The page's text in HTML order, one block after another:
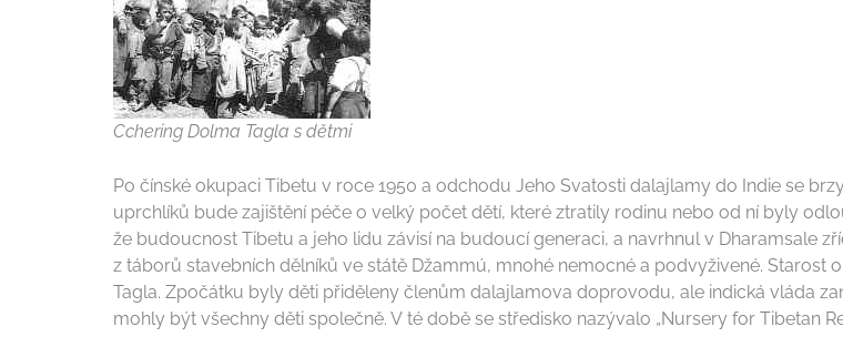
Cchering Dolma Tagla s dětmi
Po čínské okupaci Tibetu v roce 1950 a odchodu Jeho Svatosti dalajlamy do Indie se
uprchlíků bude zajištění péče o velký počet dětí, které ztratily rodinu nebo od ní byly
že budoucnost Tibetu a jeho lidu závisí na budoucí generaci, a navrhnul v Dharamsale
z táborů stavebních dělníků ve státě Džammú, mnohé nemocné a podvyživené. Starost
Tagla. Zpočátku byly děti přiděleny členům dalajlamova doprovodu, ale indická vláda
mohly být všechny děti společně. V té době se středisko nazývalo „Nursery for Tibetan